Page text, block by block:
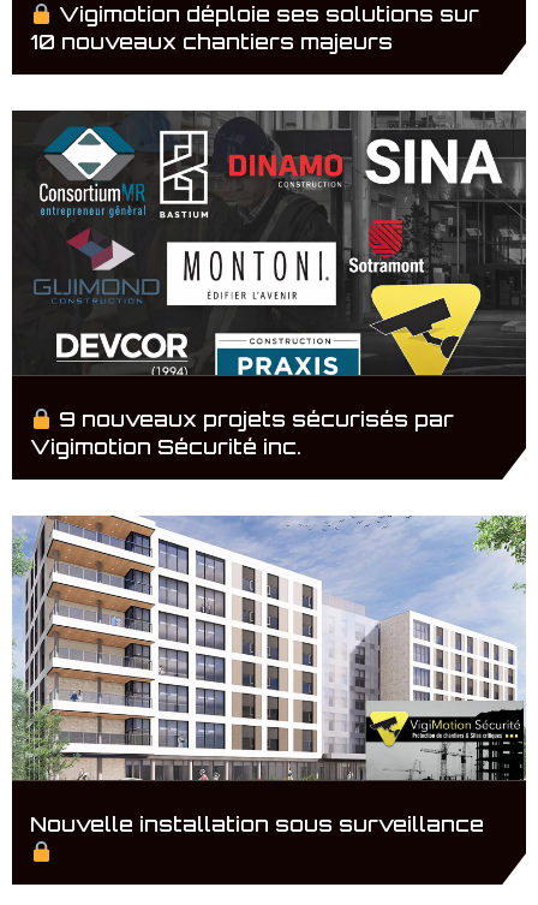
Vigimotion déploie ses solutions sur
10 nouveaux chantiers majeurs
9 nouveaux projets sécurisés par
Vigimotion Sécurité inc.
Nouvelle installation sous surveillance